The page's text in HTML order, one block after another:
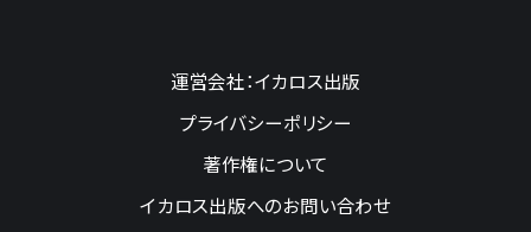
運営会社：イカロス出版
プライバシーポリシー
著作権について
イカロス出版へのお問い合わせ